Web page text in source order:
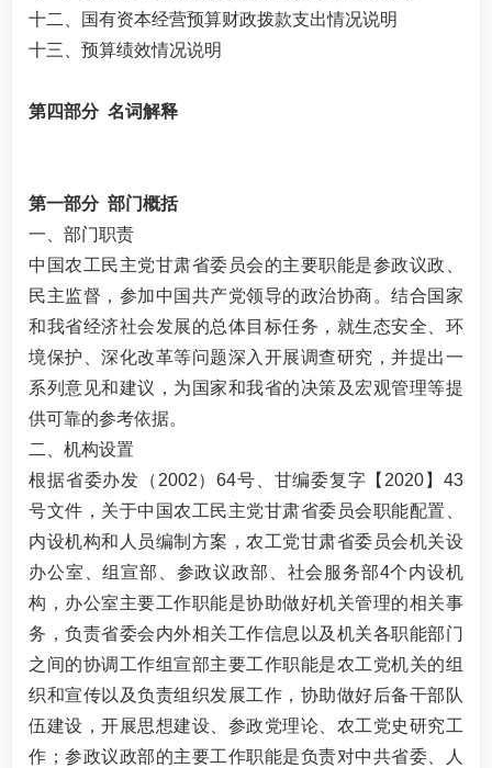
十二、国有资本经营预算财政拨款支出情况说明
十三、预算绩效情况说明
第四部分 名词解释
第一部分 部门概括
一、部门职责
中国农工民主党甘肃省委员会的主要职能是参政议政、
民主监督，参加中国共产党领导的政治协商。结合国家
和我省经济社会发展的总体目标任务，就生态安全、环
境保护、深化改革等问题深入开展调查研究，并提出一
系列意见和建议，为国家和我省的决策及宏观管理等提
供可靠的参考依据。
二、机构设置
根据省委办发（2002）64号、甘编委复字【2020】43
号文件，关于中国农工民主党甘肃省委员会职能配置、
内设机构和人员编制方案，农工党甘肃省委员会机关设
办公室、组宣部、参政议政部、社会服务部4个内设机
构，办公室主要工作职能是协助做好机关管理的相关事
务，负责省委会内外相关工作信息以及机关各职能部门
之间的协调工作组宣部主要工作职能是农工党机关的组
织和宣传以及负责组织发展工作，协助做好后备干部队
伍建设，开展思想建设、参政党理论、农工党史研究工
作；参政议政部的主要工作职能是负责对中共省委、人